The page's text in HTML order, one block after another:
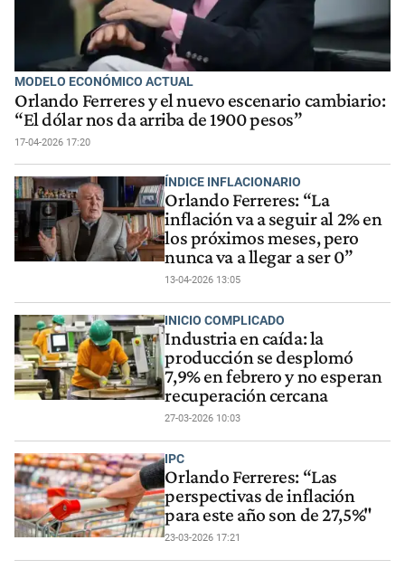
MODELO ECONÓMICO ACTUAL
Orlando Ferreres y el nuevo escenario cambiario:
“El dólar nos da arriba de 1900 pesos”
17-04-2026 17:20
ÍNDICE INFLACIONARIO
Orlando Ferreres: “La
inflación va a seguir al 2% en
los próximos meses, pero
nunca va a llegar a ser 0”
13-04-2026 13:05
INICIO COMPLICADO
Industria en caída: la
producción se desplomó
7,9% en febrero y no esperan
recuperación cercana
27-03-2026 10:03
IPC
Orlando Ferreres: “Las
perspectivas de inflación
para este año son de 27,5%"
23-03-2026 17:21